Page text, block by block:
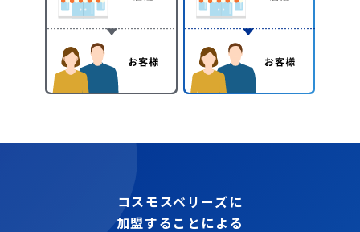
コスモスベリーズに
加盟することによる